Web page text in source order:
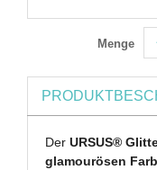
Menge
DerURSUS®
glamourösen